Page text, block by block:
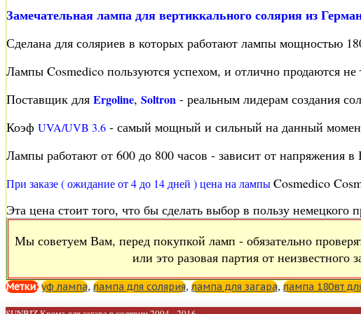
Замечательная лампа для вертиккального солярия из
Сделана для соляриев в которых работают лампы мощностью
Лампы Cosmedico пользуются успехом, и отлично продаются
Поставщик для Ergoline, Soltron - реальным лидерам создания
Коэф UVA/UVB 3.6 - самый мощный и сильный на данный
Лампы работают от 600 до 800 часов - зависит от напряжения
При заказе ( ожидание от 4 до 14 дней ) цена на лампыCosmedico
Эта цена стоит того, что бы сделать выбор в пользу немецкого
Мы советуем Вам, перед покупкой ламп - обязательно
или это разовая партия от неизвестного
Метки: уф лампа,лампа для солярия,лампа для загара,лампа 180вт